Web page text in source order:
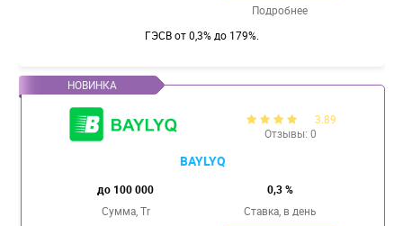
Подробнее
ГЭСВ от 0,3% до 179%.
3.89
Отзывы: 0
BAYLYQ
до 100 000
Сумма, Tr
0,3 %
Ставка, в день